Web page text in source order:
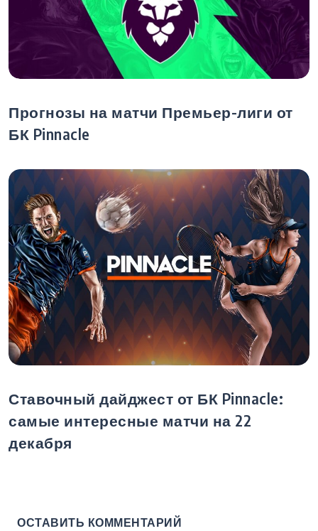
Прогнозы на матчи Премьер-лиги от
БК Pinnacle
Ставочный дайджест от БК Pinnacle:
самые интересные матчи на 22
декабря
ОСТАВИТЬ КОММЕНТАРИЙ